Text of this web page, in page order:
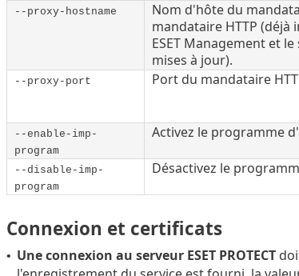
--proxy-hostname
Nom d'hôte du
mandataire HTTP
ESET Management et le
mises à jour).
--proxy-port Port du mandataire
--enable-imp-
program
Activez le programme
--disable-imp-
program
Désactivez le
Connexion et certificats
• Une connexion au serveur ESET PROTECT